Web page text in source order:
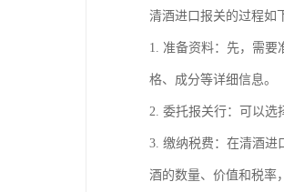
清酒进口报关的过程如
1. 准备资料：先，需要
格、成分等详细信息。
2. 委托报关行：可以选
3. 缴纳税费：在清酒进
酒的数量、价值和税率